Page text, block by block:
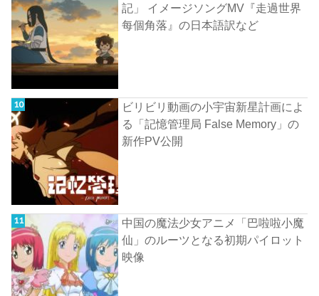
記」 イメージソングMV『走過世界
每個角落』の日本語訳など
ビリビリ動画の小宇宙新星計画によ
る「記憶管理局 False Memory」の
新作PV公開
中国の魔法少女アニメ「巴啦啦小魔
仙」のルーツとなる初期パイロット
映像